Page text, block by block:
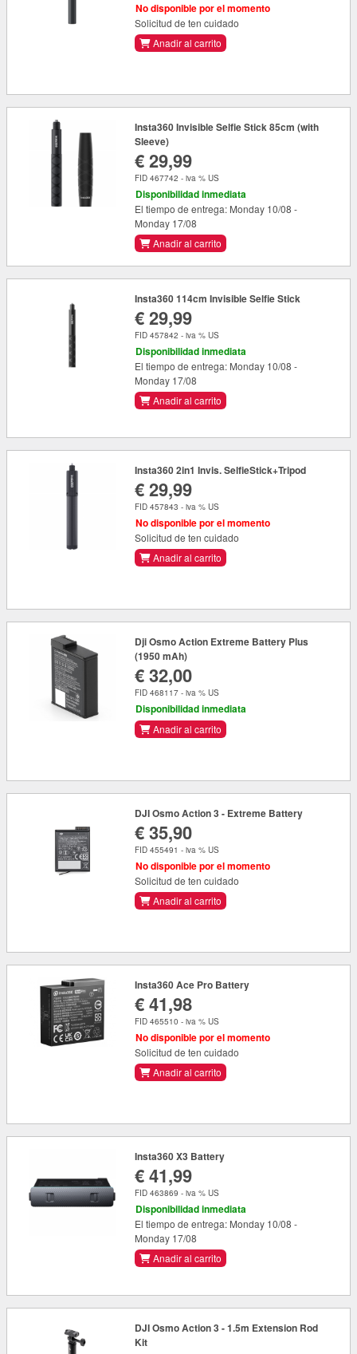
No disponible por el momento
Solicitud de ten cuidado
Anadir al carrito
Insta360 Invisible Selfie Stick 85cm (with
Sleeve)
€ 29,99
FID 467742 - iva % US
Disponibilidad inmediata
El tiempo de entrega: Monday 10/08 -
Monday 17/08
Anadir al carrito
Insta360 114cm Invisible Selfie Stick
€ 29,99
FID 457842 - iva % US
Disponibilidad inmediata
El tiempo de entrega: Monday 10/08 -
Monday 17/08
Anadir al carrito
Insta360 2in1 Invis. SelfieStick+Tripod
€ 29,99
FID 457843 - iva % US
No disponible por el momento
Solicitud de ten cuidado
Anadir al carrito
Dji Osmo Action Extreme Battery Plus
(1950 mAh)
€ 32,00
FID 468117 - iva % US
Disponibilidad inmediata
Anadir al carrito
DJI Osmo Action 3 - Extreme Battery
€ 35,90
FID 455491 - iva % US
No disponible por el momento
Solicitud de ten cuidado
Anadir al carrito
Insta360 Ace Pro Battery
€ 41,98
FID 465510 - iva % US
No disponible por el momento
Solicitud de ten cuidado
Anadir al carrito
Insta360 X3 Battery
€ 41,99
FID 463869 - iva % US
Disponibilidad inmediata
El tiempo de entrega: Monday 10/08 -
Monday 17/08
Anadir al carrito
DJI Osmo Action 3 - 1.5m Extension Rod
Kit